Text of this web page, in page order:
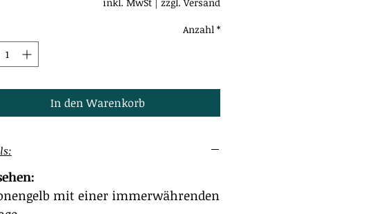
Anzahl *
In den Warenkorb
mit einer immerwährenden